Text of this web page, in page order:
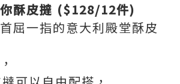
酥皮撻 ($128/12件)
屈一指的意大利殿堂酥皮